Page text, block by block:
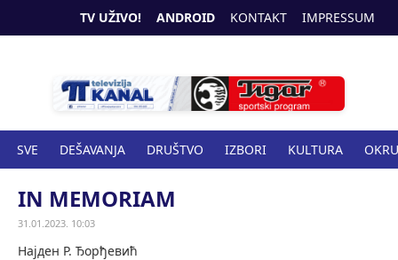
TV UŽIVO! ANDROID KONTAKT IMPRESSUM
SVE DEŠAVANJA DRUŠTVO IZBORI KULTURA
SPORT ZANIMLJIVOSTI
IN MEMORIAM
31.01.2023. 10:03
Најден Р. Ђорђевић